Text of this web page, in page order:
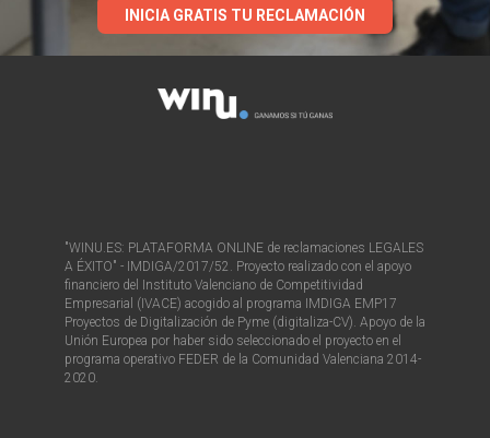
INICIA GRATIS TU RECLAMACIÓN
"WINU.ES: PLATAFORMA ONLINE de reclamaciones LEGALES
A ÉXITO" - IMDIGA/2017/52. Proyecto realizado con el apoyo
financiero del Instituto Valenciano de Competitividad
Empresarial (IVACE) acogido al programa IMDIGA EMP17
Proyectos de Digitalización de Pyme (digitaliza-CV). Apoyo de la
Unión Europea por haber sido seleccionado el proyecto en el
programa operativo FEDER de la Comunidad Valenciana 2014-
2020.